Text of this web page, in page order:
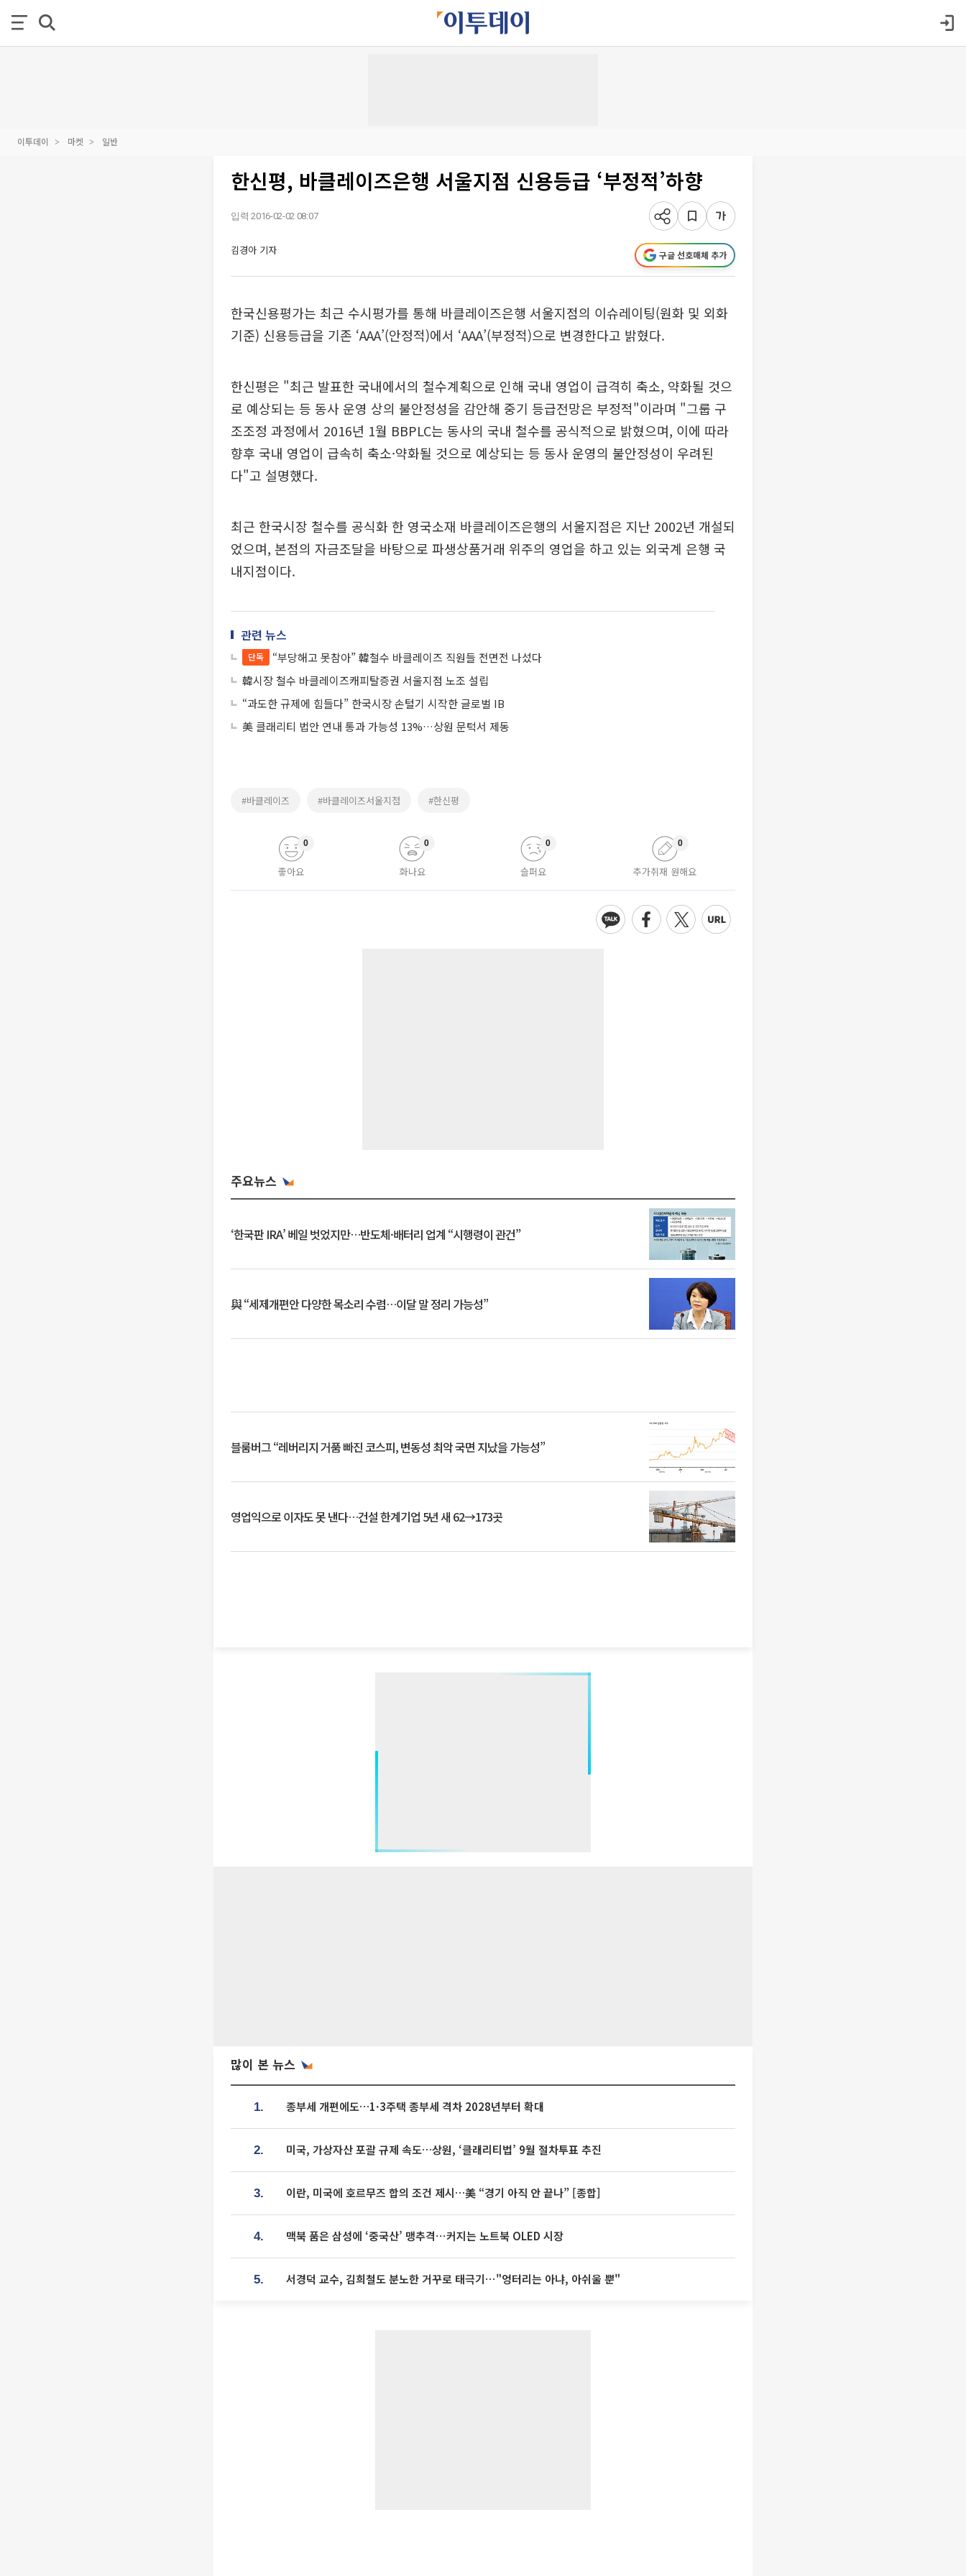
이투데이 마켓 일반
한신평, 바클레이즈은행 서울지점 신용등급 ‘부정적’하향
입력 2016-02-02 08:07
김경아 기자 구글 선호매체 추가
한국신용평가는 최근 수시평가를 통해 바클레이즈은행 서울지점의 이슈레이팅(원화 및 외화
기준) 신용등급을 기존 ‘AAA’(안정적)에서 ‘AAA’(부정적)으로 변경한다고 밝혔다.
한신평은 "최근 발표한 국내에서의 철수계획으로 인해 국내 영업이 급격히 축소, 약화될 것으
로 예상되는 등 동사 운영 상의 불안정성을 감안해 중기 등급전망은 부정적"이라며 "그룹 구
조조정 과정에서 2016년 1월 BBPLC는 동사의 국내 철수를 공식적으로 밝혔으며, 이에 따라
향후 국내 영업이 급속히 축소·약화될 것으로 예상되는 등 동사 운영의 불안정성이 우려된
다"고 설명했다.
최근 한국시장 철수를 공식화 한 영국소재 바클레이즈은행의 서울지점은 지난 2002년 개설되
었으며, 본점의 자금조달을 바탕으로 파생상품거래 위주의 영업을 하고 있는 외국계 은행 국
내지점이다.
관련 뉴스
단독
“부당해고 못참아” 韓철수 바클레이즈 직원들 전면전 나섰다
韓시장 철수 바클레이즈캐피탈증권 서울지점 노조 설립
“과도한 규제에 힘들다” 한국시장 손털기 시작한 글로벌 IB
美 클래리티 법안 연내 통과 가능성 13%…상원 문턱서 제동
#바클레이즈 #바클레이즈서울지점 #한신평
좋아요
0
화나요
0
슬퍼요
0
추가취재 원해요
0
주요뉴스
‘한국판 IRA’ 베일 벗었지만…반도체·배터리 업계 “시행령이 관건”
與 “세제개편안 다양한 목소리 수렴…이달 말 정리 가능성”
블룸버그 “레버리지 거품 빠진 코스피, 변동성 최악 국면 지났을 가능성”
영업익으로 이자도 못 낸다…건설 한계기업 5년 새 62→173곳
많이 본 뉴스
1. 종부세 개편에도…1·3주택 종부세 격차 2028년부터 확대
2. 미국, 가상자산 포괄 규제 속도…상원, ‘클래리티법’ 9월 절차투표 추진
3. 이란, 미국에 호르무즈 합의 조건 제시…美 “경기 아직 안 끝나” [종합]
4. 맥북 품은 삼성에 ‘중국산’ 맹추격⋯커지는 노트북 OLED 시장
5. 서경덕 교수, 김희철도 분노한 거꾸로 태극기⋯"엉터리는 아냐, 아쉬울 뿐"